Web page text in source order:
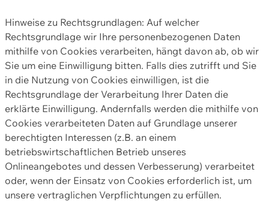
Hinweise zu Rechtsgrundlagen: Auf welcher
Rechtsgrundlage wir Ihre personenbezogenen Daten
mithilfe von Cookies verarbeiten, hängt davon ab, ob wir
Sie um eine Einwilligung bitten. Falls dies zutrifft und Sie
in die Nutzung von Cookies einwilligen, ist die
Rechtsgrundlage der Verarbeitung Ihrer Daten die
erklärte Einwilligung. Andernfalls werden die mithilfe von
Cookies verarbeiteten Daten auf Grundlage unserer
berechtigten Interessen (z.B. an einem
betriebswirtschaftlichen Betrieb unseres
Onlineangebotes und dessen Verbesserung) verarbeitet
oder, wenn der Einsatz von Cookies erforderlich ist, um
unsere vertraglichen Verpflichtungen zu erfüllen.